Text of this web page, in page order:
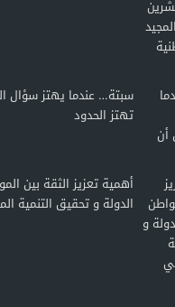
سبتة… عندما يهتز سؤال
تهتز الحدود
أهمية تعزيز الثقة بين
الدولة و تحقيق التنمية